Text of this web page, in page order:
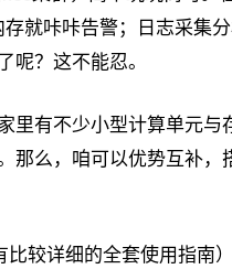
就咔咔告警；日志采集
呢？这不能忍。
里有不少小型计算单元与
那么，咱可以优势互补
较详细的全套使用指南